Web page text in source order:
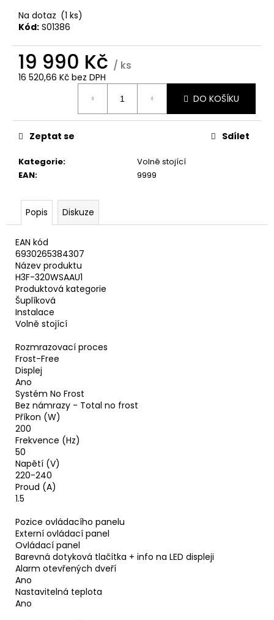
Na dotaz (1 ks)
Kód: S01386
19 990 Kč / ks
16 520,66 Kč bez DPH
DO KOŠÍKU
Kategorie:
Volně stojící
EAN: 9999
Zeptat se Sdílet
Popis Diskuze
EAN kód
6930265384307
Název produktu
H3F-320WSAAU1
Produktová kategorie
Šuplíková
Instalace
Volně stojící
Rozmrazovací proces
Frost-Free
Displej
Ano
Systém No Frost
Bez námrazy - Total no frost
Příkon (W)
200
Frekvence (Hz)
50
Napětí (V)
220-240
Proud (A)
1.5
Pozice ovládacího panelu
Externí ovládací panel
Ovládací panel
Barevná dotyková tlačítka + info na LED displeji
Alarm otevřených dveří
Ano
Nastavitelná teplota
Ano
u
e
m
e
Kč